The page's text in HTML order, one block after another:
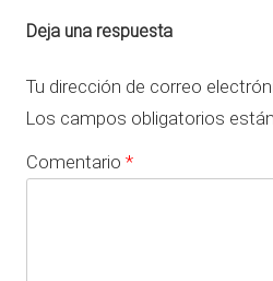
Deja una respuesta
Tu dirección de correo
Los campos obligatorios
Comentario *